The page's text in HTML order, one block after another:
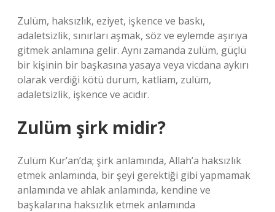
Zulüm, haksızlık, eziyet, işkence ve baskı,
adaletsizlik, sınırları aşmak, söz ve eylemde aşırıya
gitmek anlamına gelir. Aynı zamanda zulüm, güçlü
bir kişinin bir başkasına yasaya veya vicdana aykırı
olarak verdiği kötü durum, katliam, zulüm,
adaletsizlik, işkence ve acıdır.
Zulüm şirk midir?
Zulüm Kur’an’da; şirk anlamında, Allah’a haksızlık
etmek anlamında, bir şeyi gerektiği gibi yapmamak
anlamında ve ahlak anlamında, kendine ve
başkalarına haksızlık etmek anlamında